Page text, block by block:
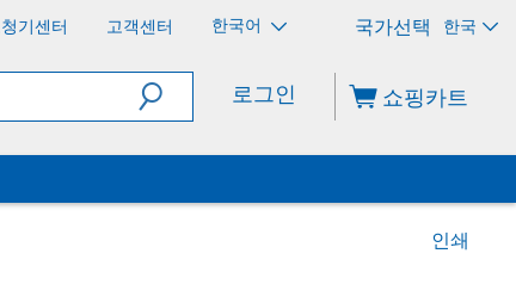
기센터 고객센터 한국어 한국
로그인 쇼핑카트
인쇄